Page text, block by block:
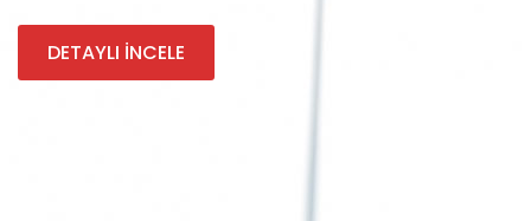
ÜRÜNLERIMIZ
DETAYLI İNCELE